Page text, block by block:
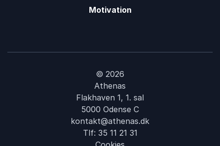
Motivation
© 2026
Athenas
Flakhaven 1, 1. sal
5000 Odense C
kontakt@athenas.dk
Tlf: 35 11 21 31